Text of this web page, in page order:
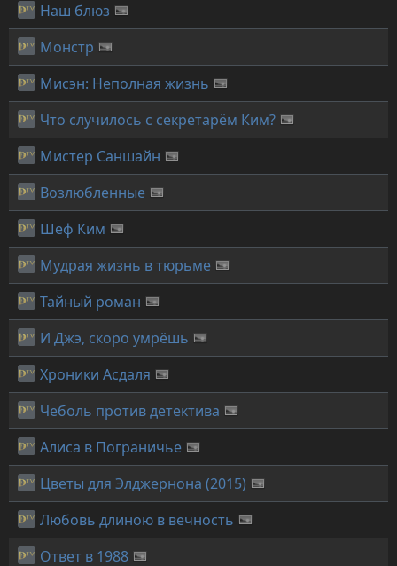
Наш блюз
Монстр
Мисэн: Неполная жизнь
Что случилось с секретарём Ким?
Мистер Саншайн
Возлюбленные
Шеф Ким
Мудрая жизнь в тюрьме
Тайный роман
И Джэ, скоро умрёшь
Хроники Асдаля
Чеболь против детектива
Алиса в Пограничье
Цветы для Элджернона (2015)
Любовь длиною в вечность
Ответ в 1988